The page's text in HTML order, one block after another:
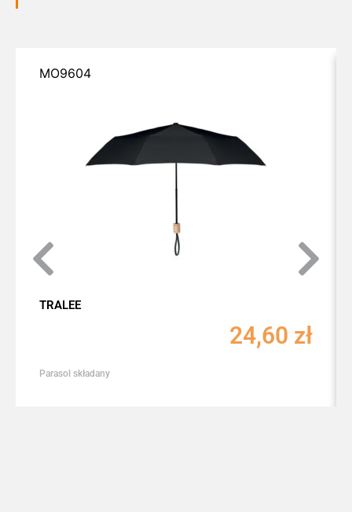
MO9604
TRALEE
24,60 zł
Parasol składany